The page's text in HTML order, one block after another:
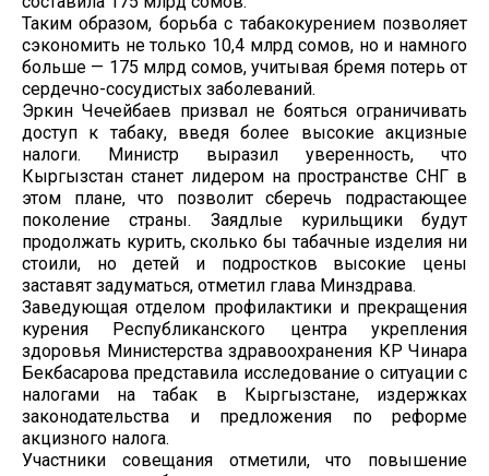
Таким образом, борьба с табакокурением позволяет
сэкономить не только 10,4 млрд сомов, но и намного
больше — 175 млрд сомов, учитывая бремя потерь от
сердечно-сосудистых заболеваний.
Эркин Чечейбаев призвал не бояться ограничивать
доступ к табаку, введя более высокие акцизные
налоги. Министр выразил уверенность, что
Кыргызстан станет лидером на пространстве СНГ в
этом плане, что позволит сберечь подрастающее
поколение страны. Заядлые курильщики будут
продолжать курить, сколько бы табачные изделия ни
стоили, но детей и подростков высокие цены
заставят задуматься, отметил глава Минздрава.
Заведующая отделом профилактики и прекращения
курения Республиканского центра укрепления
здоровья Министерства здравоохранения КР Чинара
Бекбасарова представила исследование о ситуации с
налогами на табак в Кыргызстане, издержках
законодательства и предложения по реформе
акцизного налога.
Участники совещания отметили, что повышение